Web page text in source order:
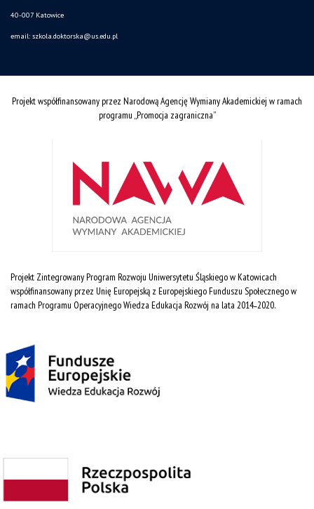
40-007 Katowice
email: szkola.doktorska@us.edu.pl
Projekt współfinansowany przez Narodową Agencję Wymiany Akademickiej w ramach
programu „Promocja zagraniczna”
Projekt Zintegrowany Program Rozwoju Uniwersytetu Śląskiego w Katowicach
współfinansowany przez Unię Europejską z Europejskiego Funduszu Społecznego w
ramach Programu Operacyjnego Wiedza Edukacja Rozwój na lata 2014˗2020.